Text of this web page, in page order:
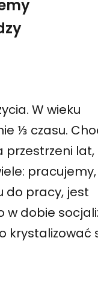
W wieku
⅓ czasu.
przestrzeni lat,
do pracy, jest
w dobie
krystalizować